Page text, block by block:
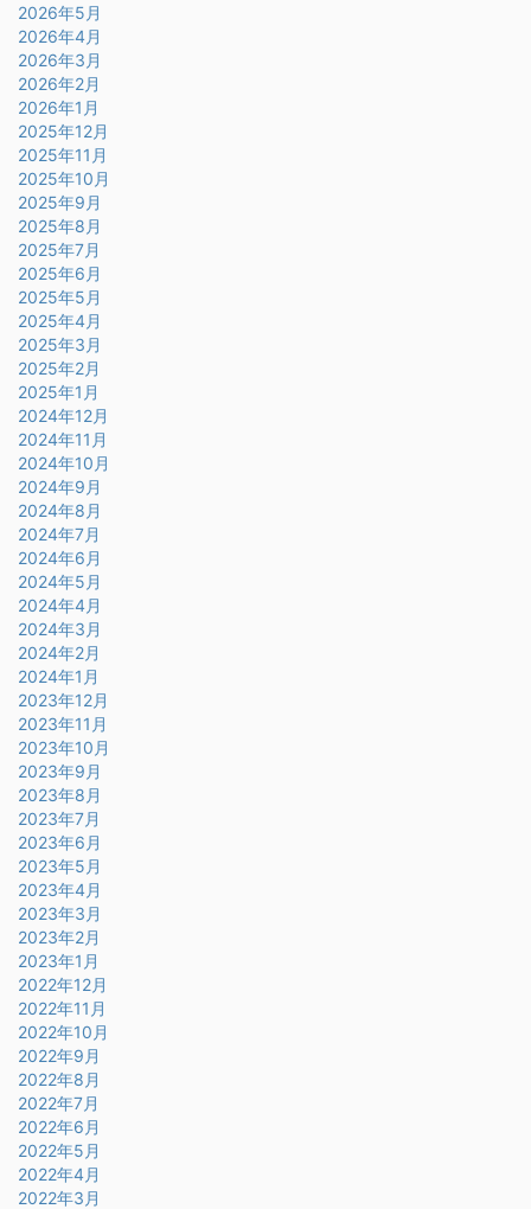
2026年5月
2026年4月
2026年3月
2026年2月
2026年1月
2025年12月
2025年11月
2025年10月
2025年9月
2025年8月
2025年7月
2025年6月
2025年5月
2025年4月
2025年3月
2025年2月
2025年1月
2024年12月
2024年11月
2024年10月
2024年9月
2024年8月
2024年7月
2024年6月
2024年5月
2024年4月
2024年3月
2024年2月
2024年1月
2023年12月
2023年11月
2023年10月
2023年9月
2023年8月
2023年7月
2023年6月
2023年5月
2023年4月
2023年3月
2023年2月
2023年1月
2022年12月
2022年11月
2022年10月
2022年9月
2022年8月
2022年7月
2022年6月
2022年5月
2022年4月
2022年3月